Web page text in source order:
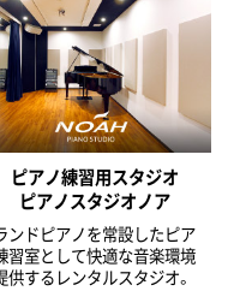
ピアノ練習用スタジオ
ピアノスタジオノア
ンドピアノを常設したピア
習室として快適な音楽環境
供するレンタルスタジオ。